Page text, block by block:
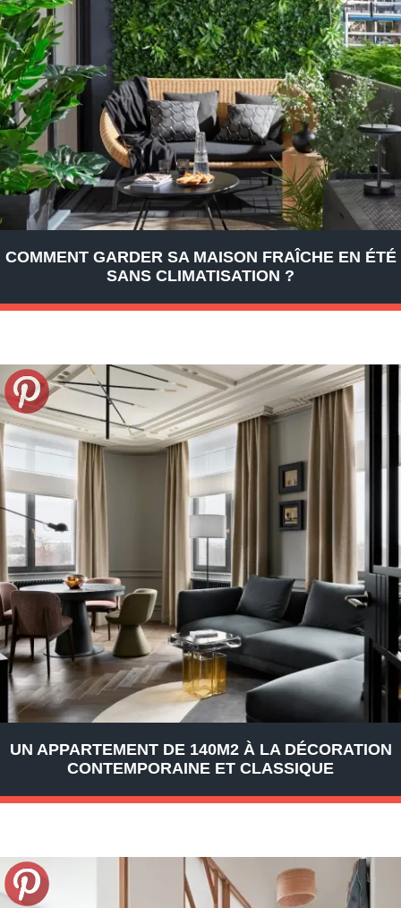
COMMENT GARDER SA MAISON FRAÎCHE EN ÉTÉ
SANS CLIMATISATION ?
UN APPARTEMENT DE 140M2 À LA DÉCORATION
CONTEMPORAINE ET CLASSIQUE